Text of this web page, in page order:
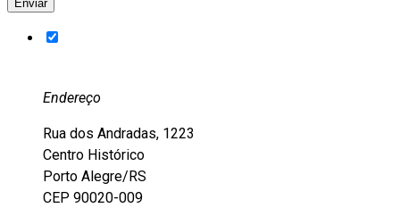
Endereço
Rua dos Andradas, 1223
Centro Histórico
Porto Alegre/RS
CEP 90020-009